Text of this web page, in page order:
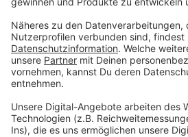
verbindliches
medizinische Leistungen in
werden. Die Rufnummer 116 117
zentralen Gesundheitsplattform
Dort soll geprüft und entschieden
Behandlung notwendig ist, wie
welche Praxisform geeignet ist.
als sogenannte